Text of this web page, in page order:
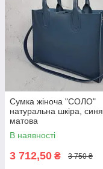
Сумка жіноча "СОЛО"
натуральна шкіра, синя
матова
В наявності
3 712,50 ₴ 3 750 ₴